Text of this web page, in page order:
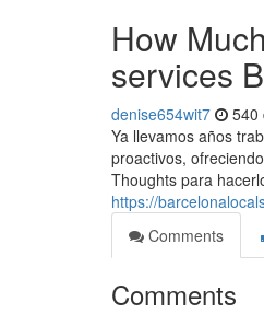
How
services
denise654wit7 540
Ya llevamos años
proactivos,
Thoughts para
https://
Comments
Comments